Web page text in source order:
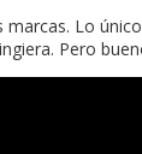
Lo
Pero